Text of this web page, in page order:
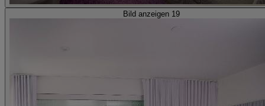
Bild anzeigen 19